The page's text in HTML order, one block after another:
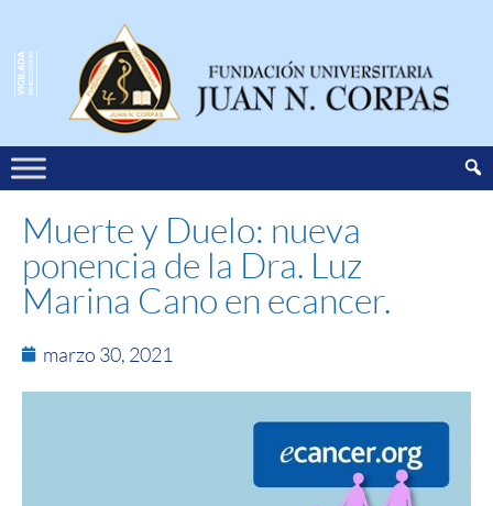
Muerte y Duelo: nueva
ponencia de la Dra. Luz
Marina Cano en ecancer.
marzo 30, 2021